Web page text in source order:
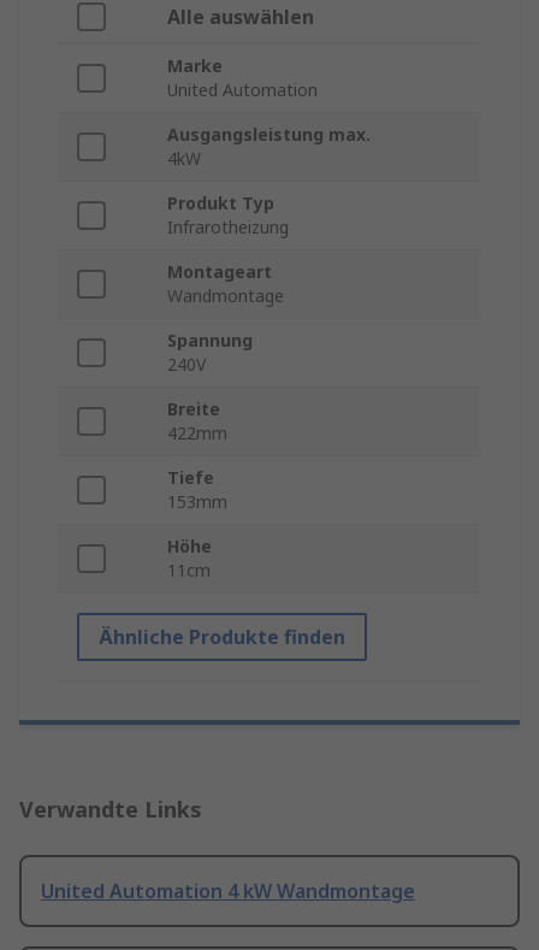
Alle auswählen
Marke
United Automation
Ausgangsleistung max.
4kW
Produkt Typ
Infrarotheizung
Montageart
Wandmontage
Spannung
240V
Breite
422mm
Tiefe
153mm
Höhe
11cm
Ähnliche Produkte finden
Verwandte Links
United Automation 4 kW Wandmontage